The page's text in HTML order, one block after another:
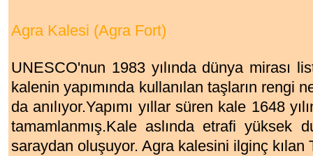
Agra Kalesi (Agra Fort)
UNESCO'nun 1983 yılında dünya mirası
kalenin yapımında kullanılan taşların rengi
da anılıyor.Yapımı yıllar süren kale 1648
tamamlanmış.Kale aslında etrafi yüksek
saraydan oluşuyor. Agra kalesini ilginç kılan